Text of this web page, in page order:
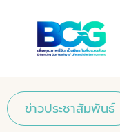
ข่าวประชาสัมพันธ์